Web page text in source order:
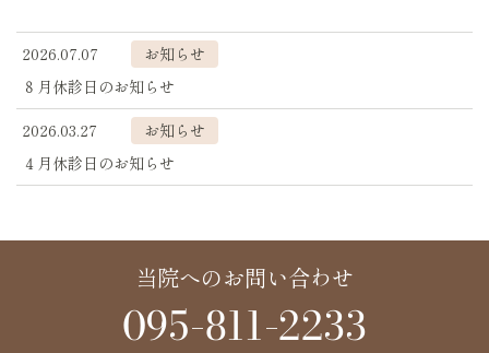
2026.07.07
お知らせ
８月休診日のお知らせ
2026.03.27
お知らせ
４月休診日のお知らせ
当院へのお問い合わせ
095-811-2233